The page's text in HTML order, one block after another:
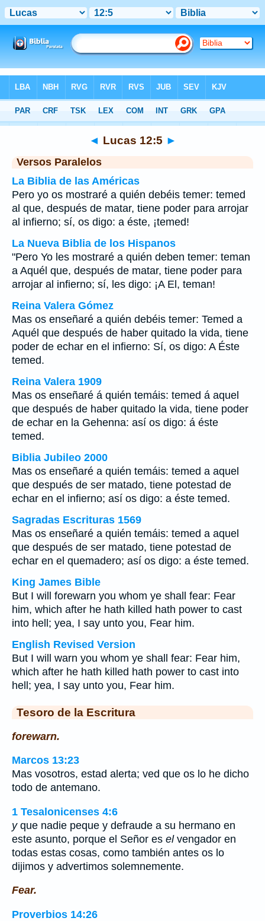
>Lucas > Capítulo 12> Verso 5
◄ Lucas 12:5 ►
Versos Paralelos
La Biblia de las Américas
Pero yo os mostraré a quién debéis temer: temed
al que, después de matar, tiene poder para arrojar
al infierno; sí, os digo: a éste, ¡temed!
La Nueva Biblia de los Hispanos
"Pero Yo les mostraré a quién deben temer: teman
a Aquél que, después de matar, tiene poder para
arrojar al infierno; sí, les digo: ¡A El, teman!
Reina Valera Gómez
Mas os enseñaré a quién debéis temer: Temed a
Aquél que después de haber quitado la vida, tiene
poder de echar en el infierno: Sí, os digo: A Éste
temed.
Reina Valera 1909
Mas os enseñaré á quién temáis: temed á aquel
que después de haber quitado la vida, tiene poder
de echar en la Gehenna: así os digo: á éste
temed.
Biblia Jubileo 2000
Mas os enseñaré a quién temáis: temed a aquel
que después de ser matado, tiene potestad de
echar en el infierno; así os digo: a éste temed.
Sagradas Escrituras 1569
Mas os enseñaré a quién temáis: temed a aquel
que después de ser matado, tiene potestad de
echar en el quemadero; así os digo: a éste temed.
King James Bible
But I will forewarn you whom ye shall fear: Fear
him, which after he hath killed hath power to cast
into hell; yea, I say unto you, Fear him.
English Revised Version
But I will warn you whom ye shall fear: Fear him,
which after he hath killed hath power to cast into
hell; yea, I say unto you, Fear him.
Tesoro de la Escritura
forewarn.
Marcos 13:23
Mas vosotros, estad alerta; ved que os lo he dicho
todo de antemano.
1 Tesalonicenses 4:6
yque nadie peque y defraude a su hermano en
este asunto, porque el Señor es elvengador en
todas estas cosas, como también antes os lo
dijimos y advertimos solemnemente.
Fear.
Proverbios 14:26